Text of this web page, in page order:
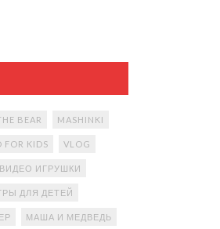
BEAR MASHINKI
FOR KIDS VLOG
ВИДЕО ИГРУШКИ
ДЛЯ ДЕТЕЙ
МАША И МЕДВЕДЬ